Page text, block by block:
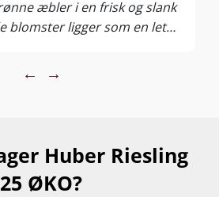
æbler i en frisk og slank
blomster ligger som en let
En frisk og slank
fisk, salater og let krydret
← →
Huber Riesling
ØKO?